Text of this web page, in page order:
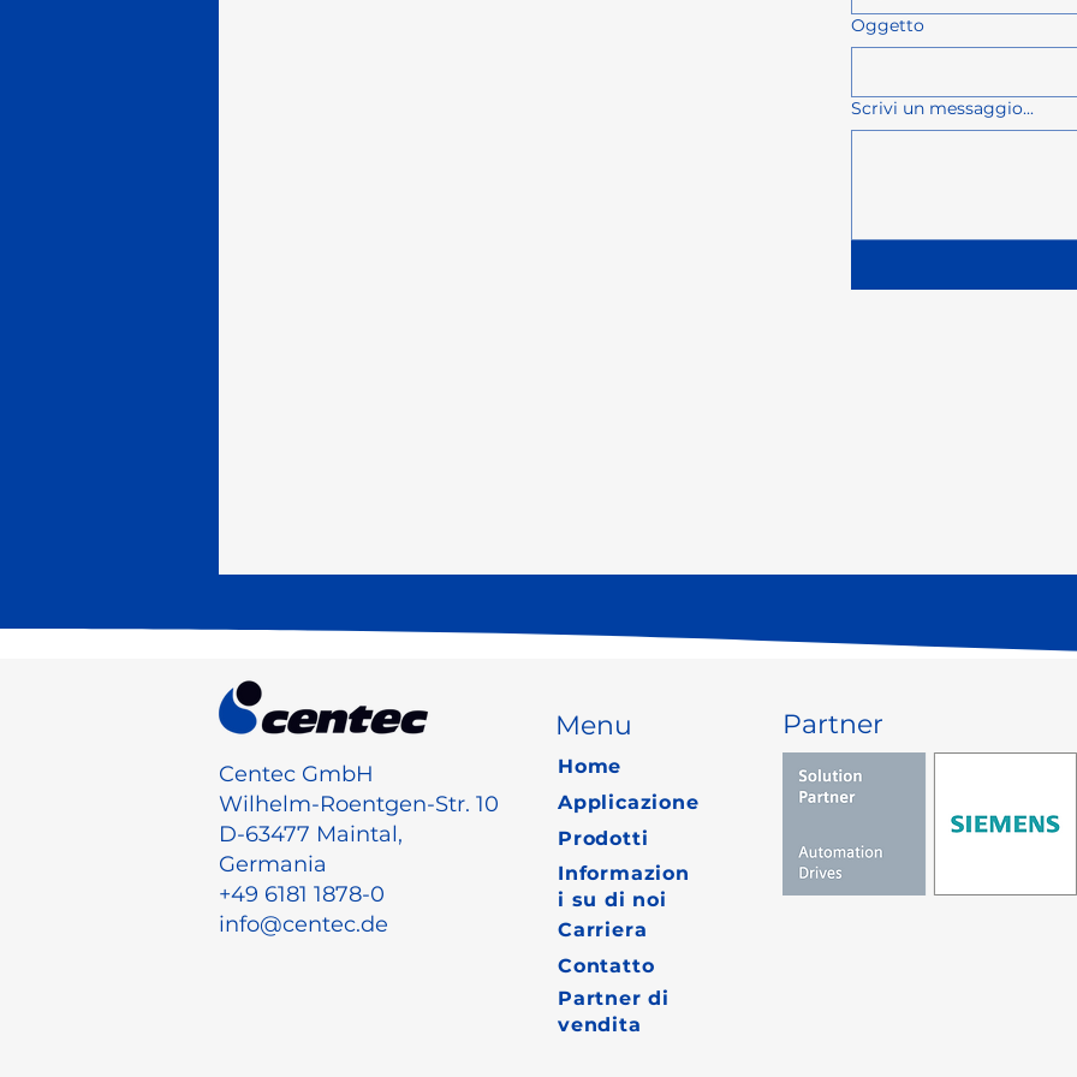
Oggetto
Scrivi un messaggio...
Centec GmbH
Wilhelm-Roentgen-Str. 10
D-63477 Maintal,
Germania
+49 6181 1878-0
info@centec.de
Menu
Home
Applicazione
Prodotti
Informazion
i su di noi
Carriera
Contatto
Partner di
vendita
Partner